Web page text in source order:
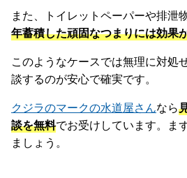
また、トイレットペーパーや排泄
年蓄積した頑固なつまりには効果
このようなケースでは無理に対処
談するのが安心で確実です。
クジラのマークの水道屋さんなら
談を無料でお受けしています。ま
ましょう。